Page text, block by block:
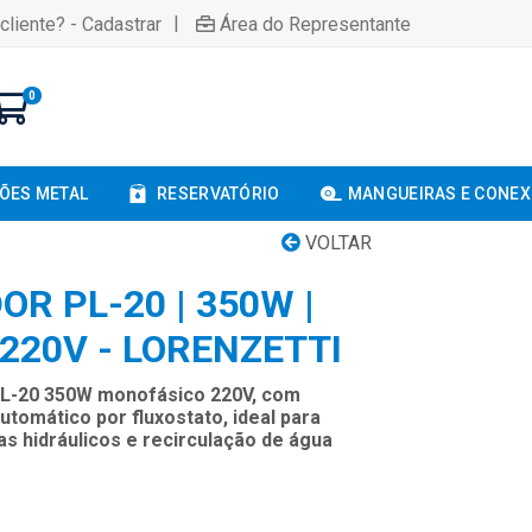
- Cadastrar | Área do Representante
0
METAL RESERVATÓRIO MANGUEIRAS E
VOLTAR
PL-20 | 350W |
- LORENZETTI
350W monofásico 220V, com
por fluxostato, ideal para
hidráulicos e recirculação de água